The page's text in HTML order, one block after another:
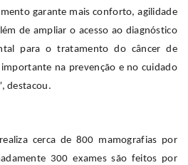
garante mais conforto, agilidade
de ampliar o acesso ao diagnóstico
para o tratamento do câncer de
na prevenção e no cuidado
destacou.
cerca de 800 mamografias por
300 exames são feitos por